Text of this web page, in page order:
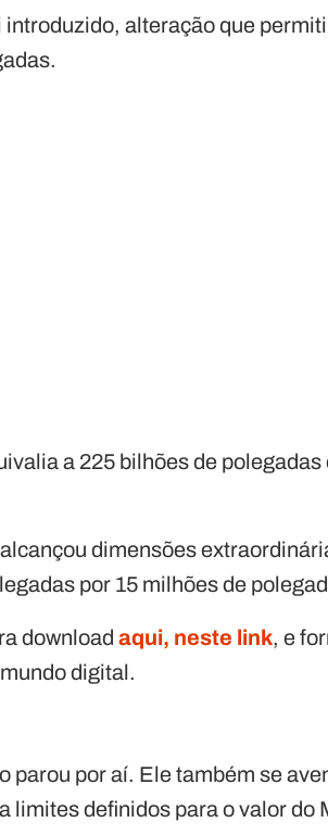
alteração que
a 225 bilhões de polegadas
dimensões
por 15 milhões de
downloadaqui, neste link, e
digital.
parou por aí. Ele também se
limites definidos para o valor do